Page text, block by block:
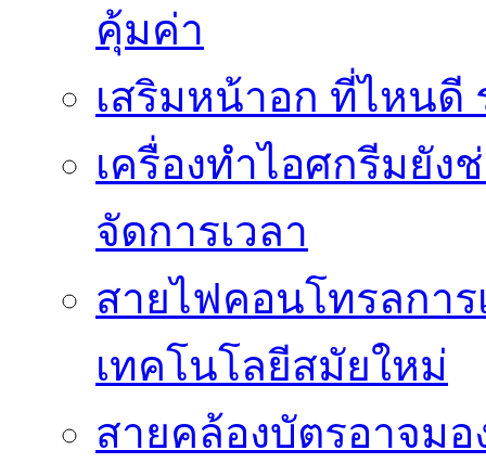
คุ้มค่า
เสริมหน้าอก ที่ไหนดี
เครื่องทำไอศกรีมยัง
จัดการเวลา
สายไฟคอนโทรลกา
เทคโนโลยีสมัยใหม่
สายคล้องบัตรอาจมอ